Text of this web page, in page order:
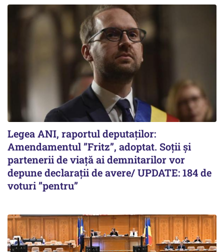
Legea ANI, raportul deputaților:
Amendamentul ”Fritz”, adoptat. Soții și
partenerii de viață ai demnitarilor vor
depune declarații de avere/ UPDATE: 184 de
voturi ”pentru”